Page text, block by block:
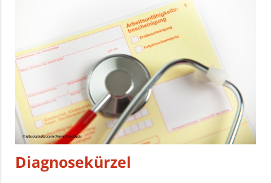
Diagnosekürzel